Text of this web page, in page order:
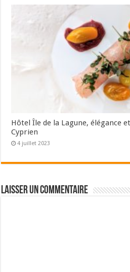
Hôtel Île de la Lagune, élégance
Cyprien
4 juillet 2023
Laisser un commentaire